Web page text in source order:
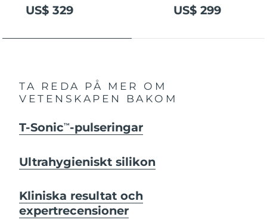
US$ 329 US$ 299
TA REDA PÅ MER OM
VETENSKAPEN BAKOM
T-SonicTM -pulseringar
Ultrahygieniskt silikon
Kliniska resultat och
expertrecensioner